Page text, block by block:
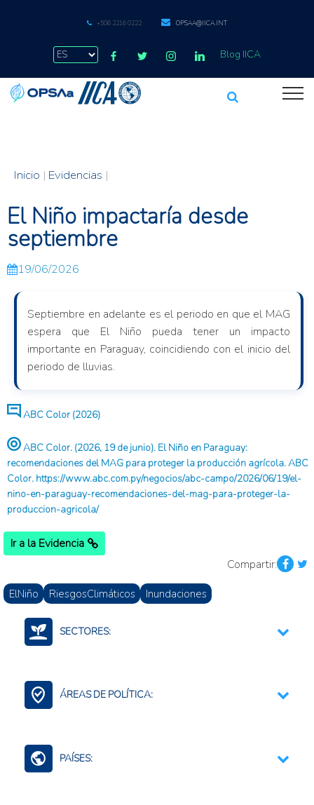
+506 2216 0222 OPSAA@IICA.INT
Blog IICA
Inicio | Evidencias |
El Niño impactaría desde
septiembre
19/06/2026
Septiembre en adelante es el periodo en que el MAG
espera que El Niño pueda tener un impacto
importante en Paraguay, coincidiendo con el inicio del
periodo de lluvias.
ABC Color (2026)
ABC Color. (2026, 19 de junio). El Niño en Paraguay:
recomendaciones del MAG para proteger la producción agrícola. ABC
Color. https://www.abc.com.py/negocios/abc-campo/2026/06/19/el-
nino-en-paraguay-recomendaciones-del-mag-para-proteger-la-
produccion-agricola/
Ir a la Evidencia
Compartir:
ElNiño RiesgosClimáticos Inundaciones
SECTORES:
Agroalimentario (total)
Medio ambiente y recursos naturales
ÁREAS DE POLÍTICA:
Agricultura Regenerativa y Resiliente
Agua para la agricultura
PAÍSES: